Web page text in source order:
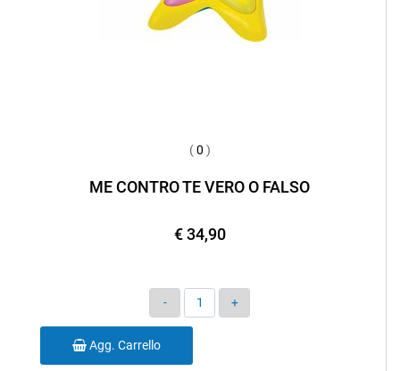
( 0 )
ME CONTRO TE VERO O FALSO
€ 34,90
Quantità
Agg. Carrello